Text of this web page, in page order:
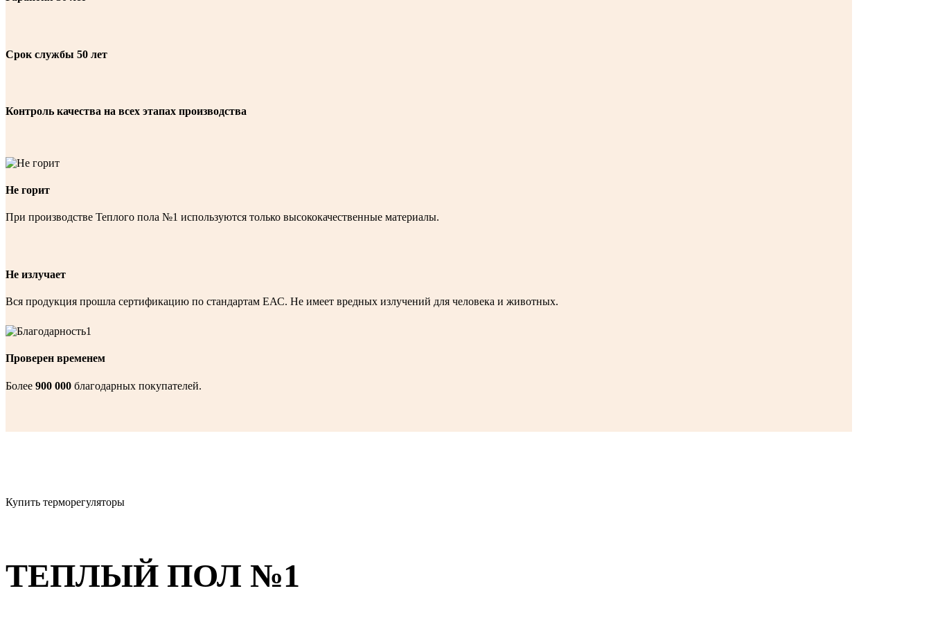
Срок службы 50 лет
Контроль качества на всех этапах производства
Не горит
При производстве Теплого пола №1 используются только высококачественные материалы.
Не излучает
Вся продукция прошла сертификацию по стандартам ЕАС. Не имеет вредных излучений для человека и животных.
Проверен временем
Более 900 000 благодарных покупателей.
Купить терморегуляторы
ТЕПЛЫЙ ПОЛ №1